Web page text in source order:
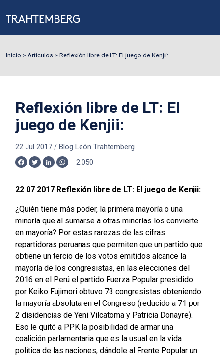
Inicio > Artículos > Reflexión libre de LT: El juego de Kenjii:
Reflexión libre de LT: El
juego de Kenjii:
22 Jul 2017/ Blog León Trahtemberg
Facebook
TwitterLinkedInWhatsApp
2.050
22 07 2017 Reflexión libre de LT: El juego de Kenjii:
¿Quién tiene más poder, la primera mayoría o una
minoría que al sumarse a otras minorías los convierte
en mayoría? Por estas rarezas de las cifras
repartidoras peruanas que permiten que un partido que
obtiene un tercio de los votos emitidos alcance la
mayoría de los congresistas, en las elecciones del
2016 en el Perú el partido Fuerza Popular presidido
por Keiko Fujimori obtuvo 73 congresistas obteniendo
la mayoría absoluta en el Congreso (reducido a 71 por
2 disidencias de Yeni Vilcatoma y Patricia Donayre).
Eso le quitó a PPK la posibilidad de armar una
coalición parlamentaria que es la usual en la vida
política de las naciones, dándole al Frente Popular un